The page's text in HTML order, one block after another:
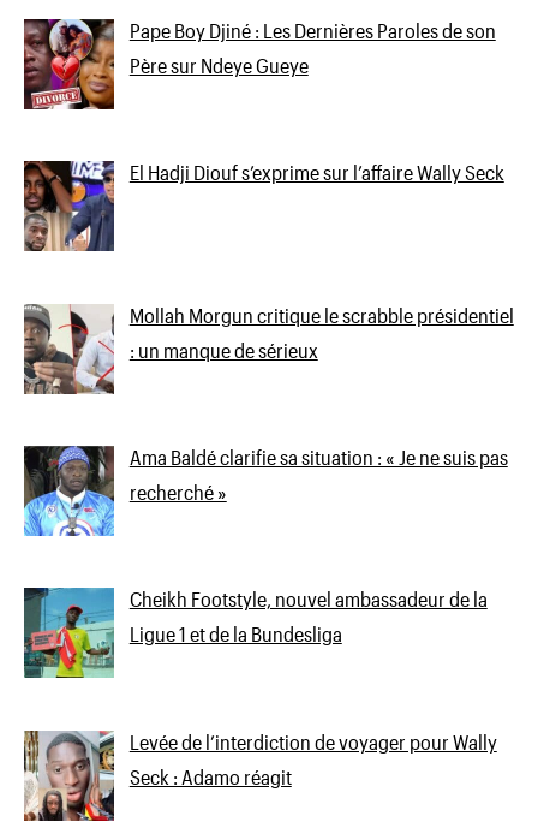
Pape Boy Djiné : Les Dernières Paroles de son
Père sur Ndeye Gueye
El Hadji Diouf s’exprime sur l’affaire Wally Seck
Mollah Morgun critique le scrabble présidentiel
: un manque de sérieux
Ama Baldé clarifie sa situation : « Je ne suis pas
recherché »
Cheikh Footstyle, nouvel ambassadeur de la
Ligue 1 et de la Bundesliga
Levée de l’interdiction de voyager pour Wally
Seck : Adamo réagit